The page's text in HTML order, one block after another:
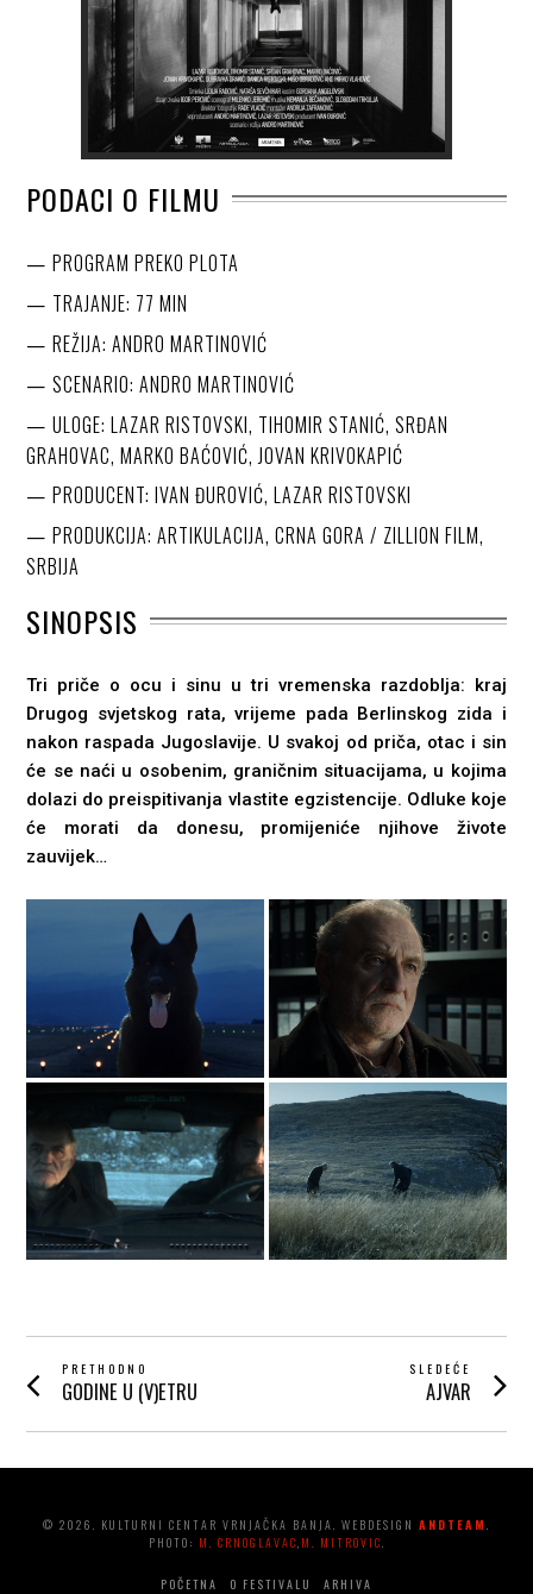
PODACI O FILMU
PROGRAM PREKO PLOTA
TRAJANJE: 77 MIN
REŽIJA: ANDRO MARTINOVIĆ
SCENARIO: ANDRO MARTINOVIĆ
ULOGE: LAZAR RISTOVSKI, TIHOMIR STANIĆ, SRĐAN
GRAHOVAC, MARKO BAĆOVIĆ, JOVAN KRIVOKAPIĆ
PRODUCENT: IVAN ĐUROVIĆ, LAZAR RISTOVSKI
PRODUKCIJA: ARTIKULACIJA, CRNA GORA / ZILLION FILM,
SRBIJA
SINOPSIS
Tri priče o ocu i sinu u tri vremenska razdoblja: kraj
Drugog svjetskog rata, vrijeme pada Berlinskog zida i
nakon raspada Jugoslavije. U svakoj od priča, otac i sin
će se naći u osobenim, graničnim situacijama, u kojima
dolazi do preispitivanja vlastite egzistencije. Odluke koje
će morati da donesu, promijeniće njihove živote
zauvijek…
POST
NAVIGATION
PRETHODNO
Prethodni
GODINE U (V)ETRU
SLEDEĆE
Next
AJVAR
© 2026. KULTURNI CENTAR VRNJAČKA BANJA. WEBDESIGN ANDTEAM .
PHOTO: M. CRNOGLAVAC, M. MITROVIC.
POČETNA O FESTIVALU ARHIVA